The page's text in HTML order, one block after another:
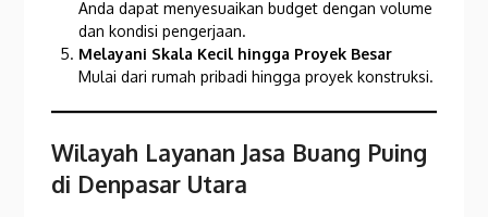
Anda dapat menyesuaikan budget dengan volume
dan kondisi pengerjaan.
Melayani Skala Kecil hingga Proyek Besar
Mulai dari rumah pribadi hingga proyek konstruksi.
Wilayah Layanan Jasa Buang Puing
di Denpasar Utara